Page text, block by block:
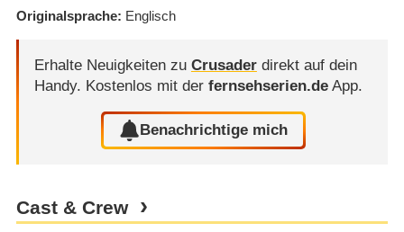
Originalsprache Englisch
Erhalte Neuigkeiten zu Crusaderdirekt auf dein
Handy. Kostenlos mit der fernsehserien.deApp.
Benachrichtige mich
Cast & Crew